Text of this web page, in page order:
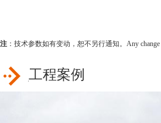
注 ：技术参数如有变动，恕不另行通知。Any change
工程案例